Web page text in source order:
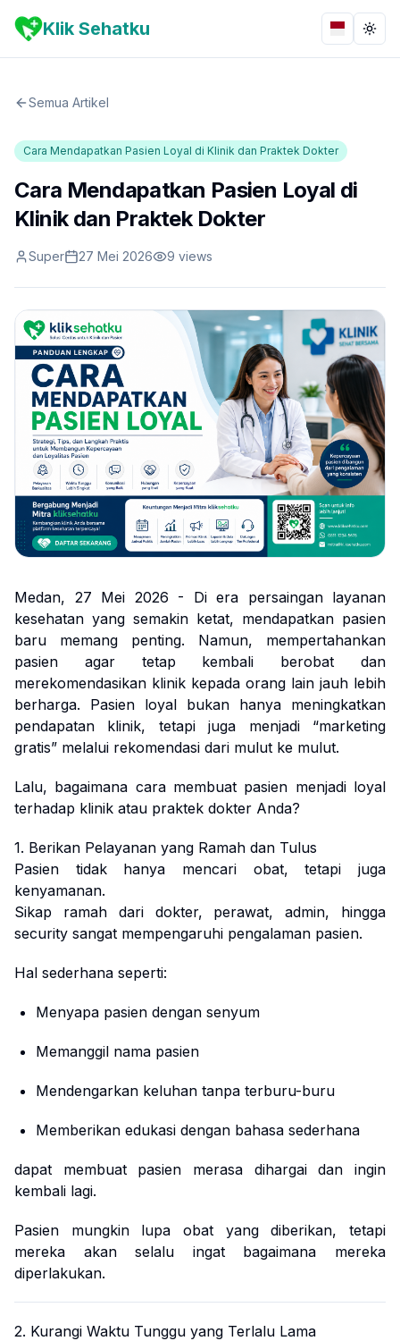
Klik Sehatku Bahasa
Semua Artikel
Cara Mendapatkan Pasien Loyal di Klinik dan Praktek Dokter
Cara Mendapatkan Pasien Loyal di
Klinik dan Praktek Dokter
Super 27 Mei 2026 9 views
Medan, 27 Mei 2026 - Di era persaingan layanan
kesehatan yang semakin ketat, mendapatkan pasien
baru memang penting. Namun, mempertahankan
pasien agar tetap kembali berobat dan
merekomendasikan klinik kepada orang lain jauh lebih
berharga. Pasien loyal bukan hanya meningkatkan
pendapatan klinik, tetapi juga menjadi “marketing
gratis” melalui rekomendasi dari mulut ke mulut.
Lalu, bagaimana cara membuat pasien menjadi loyal
terhadap klinik atau praktek dokter Anda?
1. Berikan Pelayanan yang Ramah dan Tulus
Pasien tidak hanya mencari obat, tetapi juga
kenyamanan.
Sikap ramah dari dokter, perawat, admin, hingga
security sangat mempengaruhi pengalaman pasien.
Hal sederhana seperti:
Menyapa pasien dengan senyum
Memanggil nama pasien
Mendengarkan keluhan tanpa terburu-buru
Memberikan edukasi dengan bahasa sederhana
dapat membuat pasien merasa dihargai dan ingin
kembali lagi.
Pasien mungkin lupa obat yang diberikan, tetapi
mereka akan selalu ingat bagaimana mereka
diperlakukan.
2. Kurangi Waktu Tunggu yang Terlalu Lama